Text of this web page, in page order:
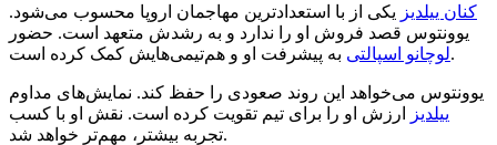
کنان ییلدیز یکی از با استعدادترین مهاجمان اروپا محسوب می‌شود.
یوونتوس قصد فروش او را ندارد و به رشدش متعهد است. حضور
لوچانو اسپالتیبه پیشرفت او و هم‌تیمی‌هایش کمک کرده است.
یوونتوس می‌خواهد این روند صعودی را حفظ کند. نمایش‌های مداوم
ییلدیز
ارزش او را برای تیم تقویت کرده است. نقش او با کسب
تجربه بیشتر، مهم‌تر خواهد شد.